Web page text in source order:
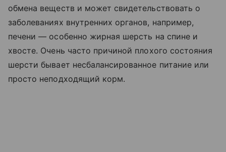
обмена веществ и может свидетельствовать о
заболеваниях внутренних органов, например,
печени — особенно жирная шерсть на спине и
хвосте. Очень часто причиной плохого состояния
шерсти бывает несбалансированное питание или
просто неподходящий корм.